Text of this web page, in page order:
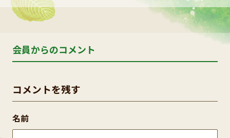
会員からのコメント
コメントを残す
名前